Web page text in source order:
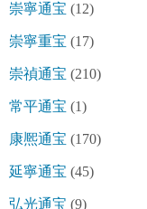
崇寧通宝 (12)
崇寧重宝 (17)
崇禎通宝 (210)
常平通宝 (1)
康熈通宝 (170)
延寧通宝 (45)
弘光通宝 (9)